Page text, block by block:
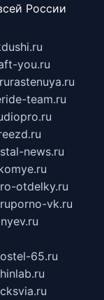
России
you.ru
rastenuya.ru
team.ru
news.ru
otdelky.ru
porno-vk.ru
65.ru